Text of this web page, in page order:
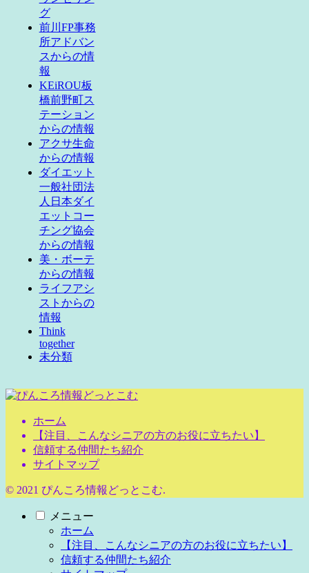
グ
前川FP事務
所アドバン
スからの情
報
KEiROU板
橋前野町ス
テーション
からの情報
アクサ生命
からの情報
ダイエット
一般社団法
人日本ダイ
エットコー
チング協会
からの情報
美・ボーテ
からの情報
ライフアシ
ストからの
情報
Think
together
未分類
ホーム
【注目、こんなシニアの方のお役に立ちたい】
信頼する仲間たち紹介
サイトマップ
© 2021 ぴんころ情報どっとこむ.
メニュー
ホーム
【注目、こんなシニアの方のお役に立ちたい】
信頼する仲間たち紹介